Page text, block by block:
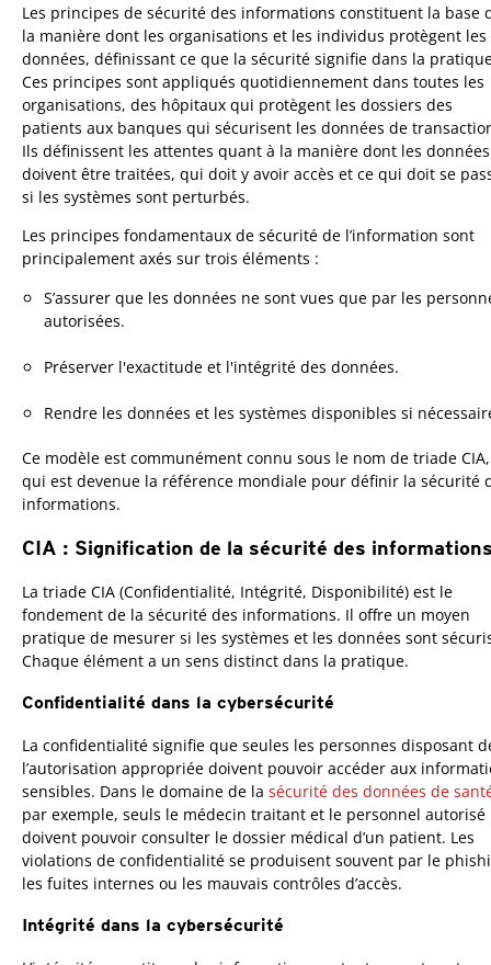
Les principes de sécurité des informations constituent la base
la manière dont les organisations et les individus protègent les
données, définissant ce que la sécurité signifie dans la
Ces principes sont appliqués quotidiennement dans toutes les
organisations, des hôpitaux qui protègent les dossiers des
patients aux banques qui sécurisent les données de
Ils définissent les attentes quant à la manière dont les données
doivent être traitées, qui doit y avoir accès et ce qui doit se
si les systèmes sont perturbés.
Les principes fondamentaux de sécurité de l’information sont
principalement axés sur trois éléments :
S’assurer que les données ne sont vues que par les
autorisées.
Préserver l'exactitude et l'intégrité des données.
Rendre les données et les systèmes disponibles si
Ce modèle est communément connu sous le nom de triade CIA,
qui est devenue la référence mondiale pour définir la sécurité
informations.
CIA : Signification de la sécurité des
La triade CIA (Confidentialité, Intégrité, Disponibilité) est le
fondement de la sécurité des informations. Il offre un moyen
pratique de mesurer si les systèmes et les données sont
Chaque élément a un sens distinct dans la pratique.
Confidentialité dans la cybersécurité
La confidentialité signifie que seules les personnes disposant
l’autorisation appropriée doivent pouvoir accéder aux
sensibles. Dans le domaine de la sécurité des données de
par exemple, seuls le médecin traitant et le personnel autorisé
doivent pouvoir consulter le dossier médical d’un patient. Les
violations de confidentialité se produisent souvent par le
les fuites internes ou les mauvais contrôles d’accès.
Intégrité dans la cybersécurité